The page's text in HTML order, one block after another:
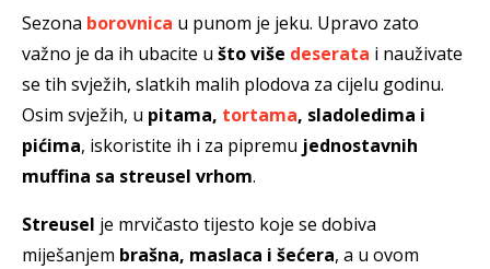
Sezona borovnica u punom je jeku. Upravo zato
važno je da ih ubacite u što više deserata i nauživate
se tih svježih, slatkih malih plodova za cijelu godinu.
Osim svježih, u pitama, tortama, sladoledima i
pićima, iskoristite ih i za pipremu jednostavnih
muffina sa streusel vrhom.
Streusel je mrvičasto tijesto koje se dobiva
miješanjem brašna, maslaca i šećera, a u ovom